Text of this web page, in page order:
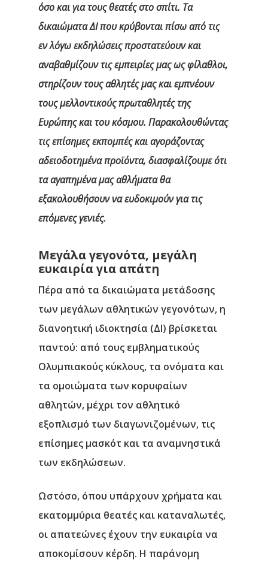
όσο και για τους θεατές στο σπίτι. Τα
δικαιώματα ΔΙ που κρύβονται πίσω από τις
εν λόγω εκδηλώσεις προστατεύουν και
αναβαθμίζουν τις εμπειρίες μας ως φίλαθλοι,
στηρίζουν τους αθλητές μας και εμπνέουν
τους μελλοντικούς πρωταθλητές της
Ευρώπης και του κόσμου. Παρακολουθώντας
τις επίσημες εκπομπές και αγοράζοντας
αδειοδοτημένα προϊόντα, διασφαλίζουμε ότι
τα αγαπημένα μας αθλήματα θα
εξακολουθήσουν να ευδοκιμούν για τις
επόμενες γενιές.
Μεγάλα γεγονότα, μεγάλη
ευκαιρία για απάτη
Πέρα από τα δικαιώματα μετάδοσης
των μεγάλων αθλητικών γεγονότων, η
διανοητική ιδιοκτησία (ΔΙ) βρίσκεται
παντού: από τους εμβληματικούς
Ολυμπιακούς κύκλους, τα ονόματα και
τα ομοιώματα των κορυφαίων
αθλητών, μέχρι τον αθλητικό
εξοπλισμό των διαγωνιζομένων, τις
επίσημες μασκότ και τα αναμνηστικά
των εκδηλώσεων.
Ωστόσο, όπου υπάρχουν χρήματα και
εκατομμύρια θεατές και καταναλωτές,
οι απατεώνες έχουν την ευκαιρία να
αποκομίσουν κέρδη. Η παράνομη